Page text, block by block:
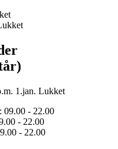
1.jan. Lukket
09.00 - 22.00
- 22.00
- 22.00